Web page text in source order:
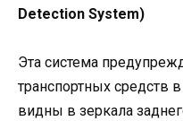
Detection System)
Эта система
транспортных средств
видны в зеркала